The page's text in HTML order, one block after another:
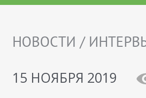
НОВОСТИ /
15 НОЯБРЯ 2019